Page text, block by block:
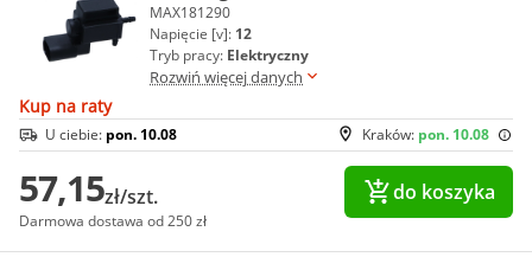
MAX181290
Napięcie [v]: 12
Tryb pracy: Elektryczny
Rozwiń więcej danych
Kup na raty
Kraków: pon. 10.08
U ciebie: pon. 10.08
57,15zł/szt.
Darmowa dostawa od 250 zł
do koszyka